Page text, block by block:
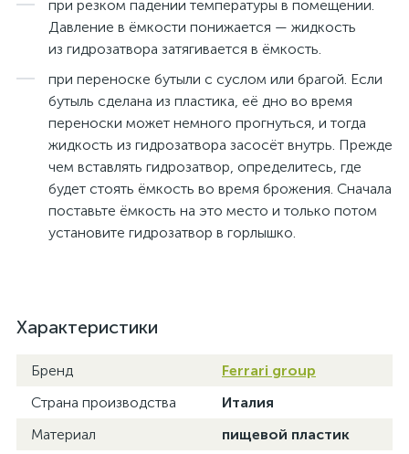
при резком падении температуры в помещении.
Давление в ёмкости понижается — жидкость
из гидрозатвора затягивается в ёмкость.
при переноске бутыли с суслом или брагой. Если
бутыль сделана из пластика, её дно во время
переноски может немного прогнуться, и тогда
жидкость из гидрозатвора засосёт внутрь. Прежде
чем вставлять гидрозатвор, определитесь, где
будет стоять ёмкость во время брожения. Сначала
поставьте ёмкость на это место и только потом
установите гидрозатвор в горлышко.
Характеристики
Бренд
Ferrari group
Страна производства
Италия
Материал
пищевой пластик